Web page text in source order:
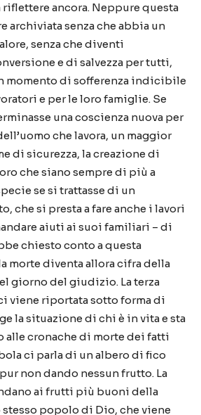
ancora. Neppure questa
archiviata senza che abbia un
senza che diventi
e di salvezza per tutti,
momento di sofferenza indicibile
e per le loro famiglie. Se
una coscienza nuova per
che lavora, un maggior
di sicurezza, la creazione di
che siano sempre di più a
se si trattasse di un
che si presta a fare anche i lavori
aiuti ai suoi familiari – di
chiesto conto a questa
morte diventa allora cifra della
giorno del giudizio. La terza
viene riportata sotto forma di
la situazione di chi è in vita e sta
alle cronache di morte dei fatti
ci parla di un albero di fico
non dando nessun frutto. La
ai frutti più buoni della
popolo di Dio, che viene